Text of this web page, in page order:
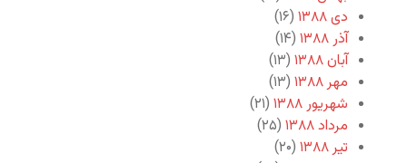
دی ۱۳۸۸
(۱۶)
آذر ۱۳۸۸
(۱۴)
آبان ۱۳۸۸
(۱۳)
مهر ۱۳۸۸
(۱۳)
شهریور ۱۳۸۸
(۲۱)
مرداد ۱۳۸۸
(۲۵)
تیر ۱۳۸۸
(۲۰)